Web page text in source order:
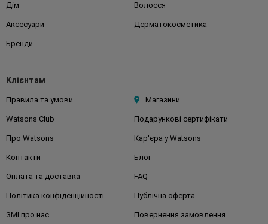
Дім Волосся
Аксесуари Дерматокосметика
Бренди
Клієнтам
Правила та умови Магазини
Watsons Club Подарункові сертифікати
Про Watsons Кар'єра у Watsons
Контакти Блог
Оплата та доставка FAQ
Політика конфіденційності Публічна оферта
ЗМІ про нас Повернення замовлення